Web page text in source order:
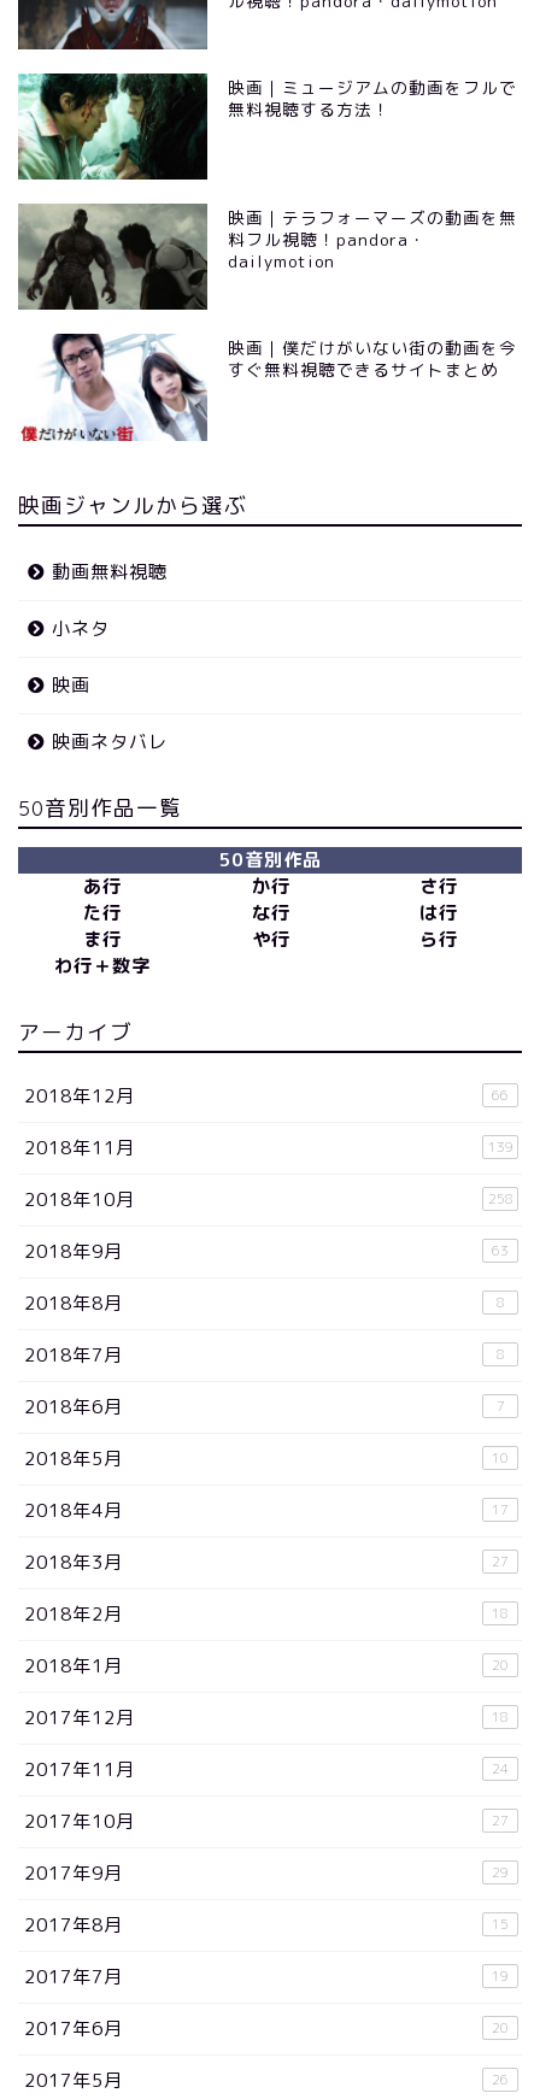
映画｜ミュージアムの動画をフルで
無料視聴する方法！
映画｜テラフォーマーズの動画を無
料フル視聴！pandora・
dailymotion
映画｜僕だけがいない街の動画を今
すぐ無料視聴できるサイトまとめ
映画ジャンルから選ぶ
動画無料視聴
小ネタ
映画
映画ネタバレ
50音別作品一覧
50音別作品
あ行
か行
さ行
た行
な行
は行
ま行
や行
ら行
わ行＋数字
アーカイブ
2018年12月 66
2018年11月 139
2018年10月 258
2018年9月 63
2018年8月 8
2018年7月 8
2018年6月 7
2018年5月 10
2018年4月 17
2018年3月 27
2018年2月 18
2018年1月 20
2017年12月 18
2017年11月 24
2017年10月 27
2017年9月 29
2017年8月 15
2017年7月 19
2017年6月 20
2017年5月 26